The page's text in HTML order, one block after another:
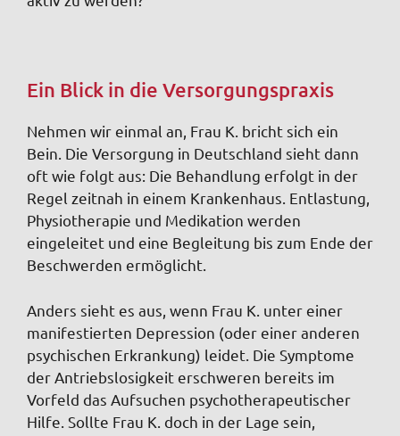
Ein Blick in die Versorgungspraxis
Nehmen wir einmal an, Frau K. bricht sich ein
Bein. Die Versorgung in Deutschland sieht dann
oft wie folgt aus: Die Behandlung erfolgt in der
Regel zeitnah in einem Krankenhaus. Entlastung,
Physiotherapie und Medikation werden
eingeleitet und eine Begleitung bis zum Ende der
Beschwerden ermöglicht.
Anders sieht es aus, wenn Frau K. unter einer
manifestierten Depression (oder einer anderen
psychischen Erkrankung) leidet. Die Symptome
der Antriebslosigkeit erschweren bereits im
Vorfeld das Aufsuchen psychotherapeutischer
Hilfe. Sollte Frau K. doch in der Lage sein,